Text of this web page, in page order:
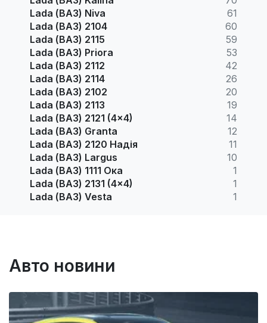
Lada (ВАЗ) Niva
61
Lada (ВАЗ) 2104
60
Lada (ВАЗ) 2115
59
Lada (ВАЗ) Priora
53
Lada (ВАЗ) 2112
42
Lada (ВАЗ) 2114
26
Lada (ВАЗ) 2102
20
Lada (ВАЗ) 2113
19
Lada (ВАЗ) 2121 (4x4)
14
Lada (ВАЗ) Granta
12
Lada (ВАЗ) 2120 Надія
11
Lada (ВАЗ) Largus
10
Lada (ВАЗ) 1111 Ока
1
Lada (ВАЗ) 2131 (4x4)
1
Lada (ВАЗ) Vesta
1
Авто новини